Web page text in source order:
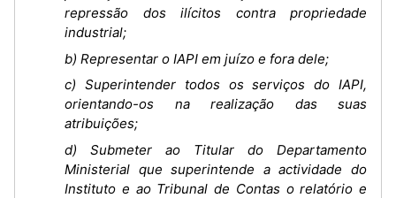
repressão dos ilícitos contra propriedade
industrial;
b) Representar o IAPI em juízo e fora dele;
c) Superintender todos os serviços do IAPI,
orientando-os na realização das suas
atribuições;
d) Submeter ao Titular do Departamento
Ministerial que superintende a actividade do
Instituto e ao Tribunal de Contas o relatório e